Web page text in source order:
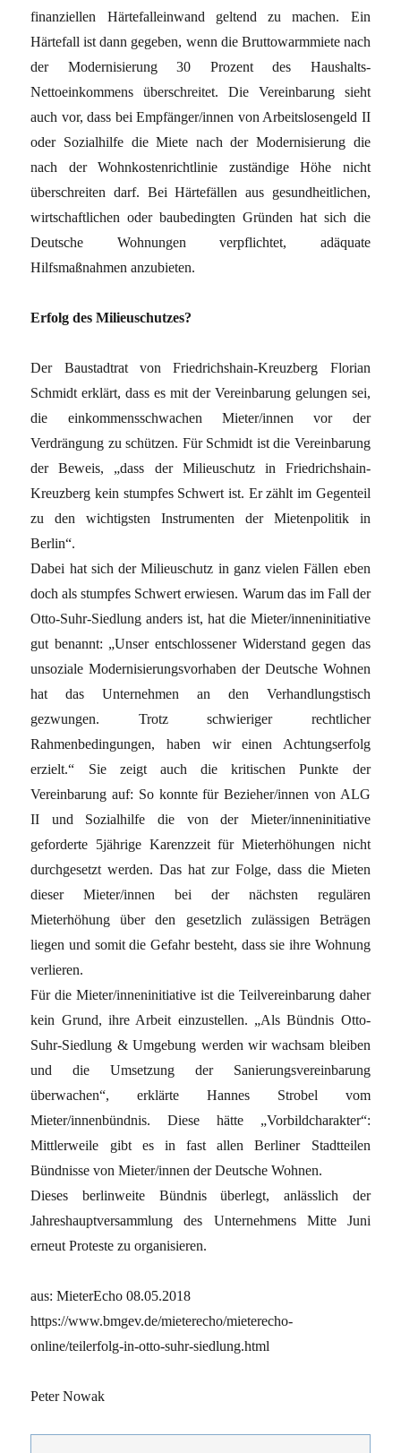
finanziellen Härtefalleinwand geltend zu machen. Ein
Härtefall ist dann gegeben, wenn die Bruttowarmmiete nach
der Modernisierung 30 Prozent des Haushalts-
Nettoeinkommens überschreitet. Die Vereinbarung sieht
auch vor, dass bei Empfänger/innen von Arbeitslosengeld II
oder Sozialhilfe die Miete nach der Modernisierung die
nach der Wohnkostenrichtlinie zuständige Höhe nicht
überschreiten darf. Bei Härtefällen aus gesundheitlichen,
wirtschaftlichen oder baubedingten Gründen hat sich die
Deutsche Wohnungen verpflichtet, adäquate
Hilfsmaßnahmen anzubieten.
Erfolg des Milieuschutzes?
Der Baustadtrat von Friedrichshain-Kreuzberg Florian
Schmidt erklärt, dass es mit der Vereinbarung gelungen sei,
die einkommensschwachen Mieter/innen vor der
Verdrängung zu schützen. Für Schmidt ist die Vereinbarung
der Beweis, „dass der Milieuschutz in Friedrichshain-
Kreuzberg kein stumpfes Schwert ist. Er zählt im Gegenteil
zu den wichtigsten Instrumenten der Mietenpolitik in
Berlin“.
Dabei hat sich der Milieuschutz in ganz vielen Fällen eben
doch als stumpfes Schwert erwiesen. Warum das im Fall der
Otto-Suhr-Siedlung anders ist, hat die Mieter/inneninitiative
gut benannt: „Unser entschlossener Widerstand gegen das
unsoziale Modernisierungsvorhaben der Deutsche Wohnen
hat das Unternehmen an den Verhandlungstisch
gezwungen. Trotz schwieriger rechtlicher
Rahmenbedingungen, haben wir einen Achtungserfolg
erzielt.“ Sie zeigt auch die kritischen Punkte der
Vereinbarung auf: So konnte für Bezieher/innen von ALG
II und Sozialhilfe die von der Mieter/inneninitiative
geforderte 5jährige Karenzzeit für Mieterhöhungen nicht
durchgesetzt werden. Das hat zur Folge, dass die Mieten
dieser Mieter/innen bei der nächsten regulären
Mieterhöhung über den gesetzlich zulässigen Beträgen
liegen und somit die Gefahr besteht, dass sie ihre Wohnung
verlieren.
Für die Mieter/inneninitiative ist die Teilvereinbarung daher
kein Grund, ihre Arbeit einzustellen. „Als Bündnis Otto-
Suhr-Siedlung & Umgebung werden wir wachsam bleiben
und die Umsetzung der Sanierungsvereinbarung
überwachen“, erklärte Hannes Strobel vom
Mieter/innenbündnis. Diese hätte „Vorbildcharakter“:
Mittlerweile gibt es in fast allen Berliner Stadtteilen
Bündnisse von Mieter/innen der Deutsche Wohnen.
Dieses berlinweite Bündnis überlegt, anlässlich der
Jahreshauptversammlung des Unternehmens Mitte Juni
erneut Proteste zu organisieren.
aus: MieterEcho 08.05.2018
https://www.bmgev.de/mieterecho/mieterecho-
online/teilerfolg-in-otto-suhr-siedlung.html
Peter Nowak